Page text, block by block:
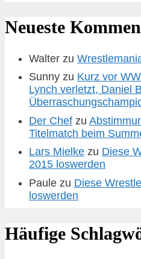
Neueste
Walter zu
Sunny zu Kurz vor
Lynch verletzt, Daniel
Der Chef zu
Titelmatch beim
Lars Mielke zu Diese
2015 loswerden
Paule zu Diese
loswerden
Häufige